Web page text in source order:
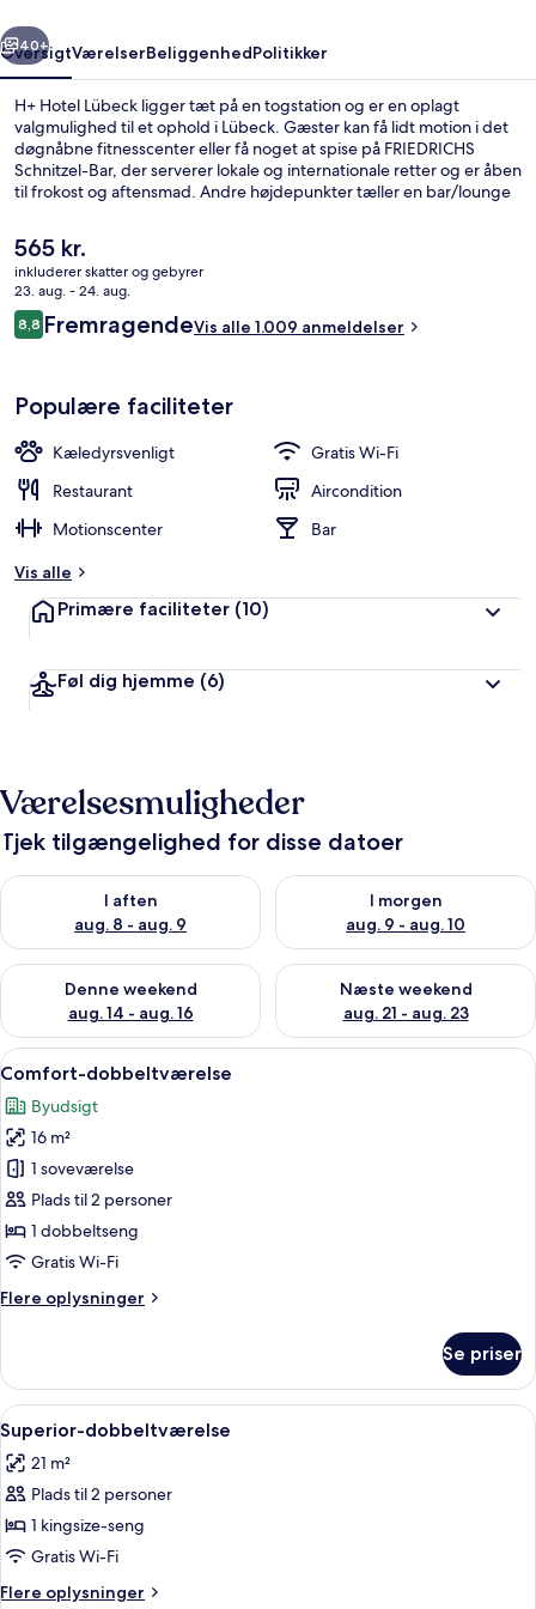
Næste
40+
OversigtVærelserBeliggenhedPolitikker
H+ Hotel Lübeck ligger tæt på en togstation og er en oplagt
valgmulighed til et ophold i Lübeck. Gæster kan få lidt motion i det
døgnåbne fitnesscenter eller få noget at spise på FRIEDRICHS
Schnitzel-Bar, der serverer lokale og internationale retter og er åben
til frokost og aftensmad. Andre højdepunkter tæller en bar/lounge
personale.
Den
nuværende
pris
er
565 kr.
565 kr.
inkluderer skatter og gebyrer
23. aug. - 24. aug.
Anmeldelser
8,88,8 ud af 10.
FremragendeVis alle 1.009 anmeldelser
Populære faciliteter
Kæledyrsvenligt
Gratis Wi-Fi
Restaurant
Aircondition
Motionscenter
Bar
Vis alle
Primære faciliteter (10)
Føl dig hjemme (6)
Værelsesmuligheder
Tjek tilgængelighed for disse datoer
I aften
aug. 8 - aug. 9
Tjek tilgængelighed for i aften aug. 8 - aug. 9
I morgen
aug. 9 - aug. 10
Tjek tilgængelighed for i
Denne weekend
aug. 14 - aug. 16
Tjek tilgængelighed for denne weekend aug. 14 - aug. 16
Næste weekend
aug. 21 - aug. 23
Tjek tilgængelighed for næste
Indlæs
alle
billeder
af
Comfort-
dobbeltværelse
Et hotelværelse med en stor seng,
7
Comfort-dobbeltværelse
Byudsigt
16 m²
1 soveværelse
Plads til 2 personer
1 dobbeltseng
Gratis Wi-Fi
Flere oplysninger
Flere
dobbeltværelse
Se priser
Indlæs
alle
billeder
af
Superior-
dobbeltværelse
Et hotelværelse med en stor seng,
6
Superior-dobbeltværelse
21 m²
Plads til 2 personer
1 kingsize-seng
Gratis Wi-Fi
Flere oplysninger
Flere